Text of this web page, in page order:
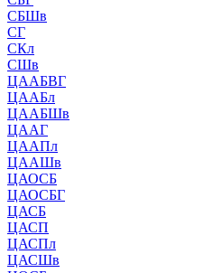
СБШв
СГ
СКл
СШв
ЦААБВГ
ЦААБл
ЦААБШв
ЦААГ
ЦААПл
ЦААШв
ЦАОСБ
ЦАОСБГ
ЦАСБ
ЦАСП
ЦАСПл
ЦАСШв